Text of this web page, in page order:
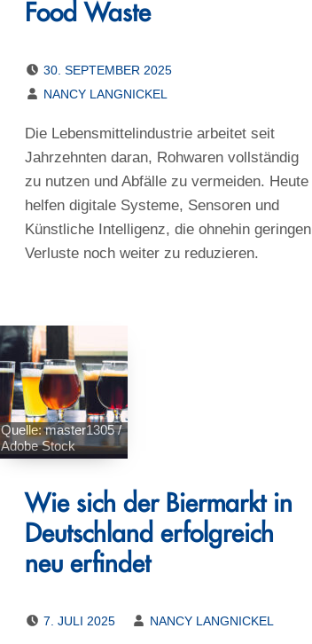
Food Waste
30. SEPTEMBER 2025
NANCY LANGNICKEL
Die Lebensmittelindustrie arbeitet seit
Jahrzehnten daran, Rohwaren vollständig
zu nutzen und Abfälle zu vermeiden. Heute
helfen digitale Systeme, Sensoren und
Künstliche Intelligenz, die ohnehin geringen
Verluste noch weiter zu reduzieren.
Quelle: master1305 /
Adobe Stock
Wie sich der Biermarkt in
Deutschland erfolgreich
neu erfindet
7. JULI 2025
NANCY LANGNICKEL